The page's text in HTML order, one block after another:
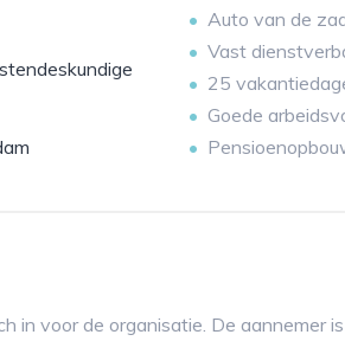
Auto van de
Vast
25
Goede
in voor de organisatie. De aannemer